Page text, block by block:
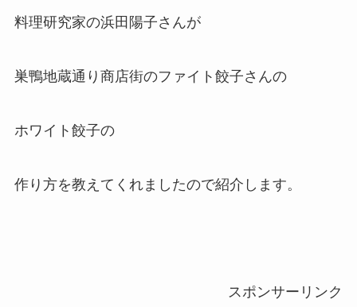
料理研究家の浜田陽子さんが
巣鴨地蔵通り商店街のファイト餃子さんの
ホワイト餃子の
作り方を教えてくれましたので紹介します。
スポンサーリンク